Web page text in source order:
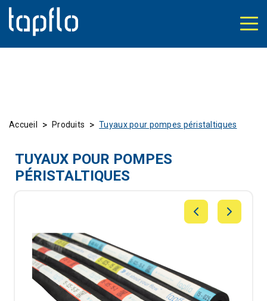
Accueil > Produits > Tuyaux pour pompes péristaltiques
TUYAUX POUR POMPES
PÉRISTALTIQUES